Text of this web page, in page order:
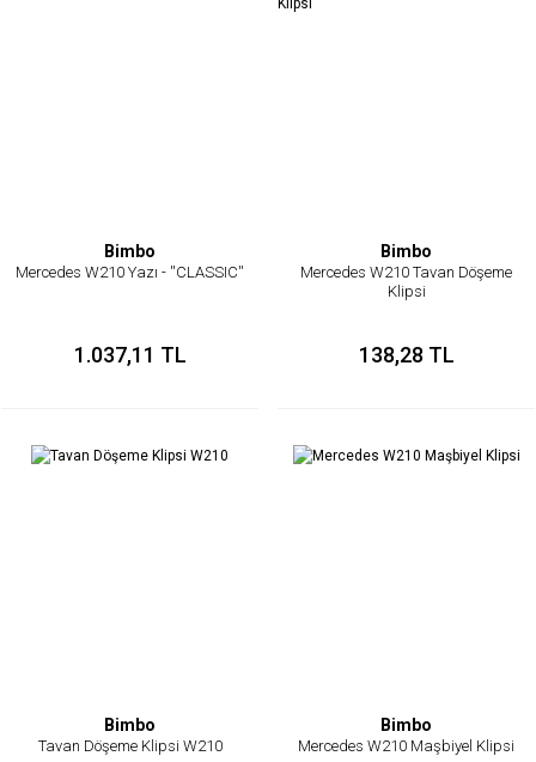
Bimbo
Mercedes W210 Yazı - ''CLASSIC''
1.037,11 TL
Bimbo
Mercedes W210 Tavan Döşeme
Klipsi
138,28 TL
Bimbo
Tavan Döşeme Klipsi W210
Bimbo
Mercedes W210 Maşbiyel Klipsi